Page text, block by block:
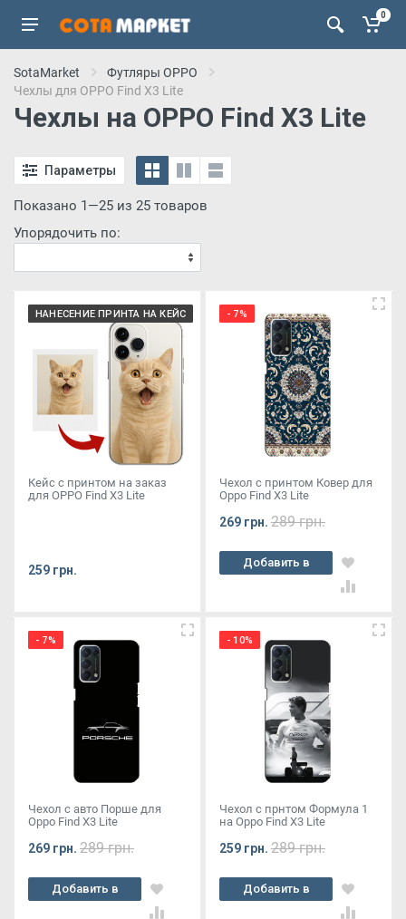
0
SotaMarket
Футляры OPPO
Чехлы для OPPO Find X3 Lite
Чехлы на OPPO Find X3 Lite
Параметры
Показано 1—25 из 25 товаров
Упорядочить по:
НАНЕСЕНИЕ ПРИНТА НА КЕЙС
Кейс с принтом на заказ
для OPPO Find X3 Lite
259 грн.
- 7%
Чехол с принтом Ковер для
Oppo Find X3 Lite
269 грн. 289 грн.
Добавить в
корзину
- 7%
Чехол с авто Порше для
Oppo Find X3 Lite
269 грн. 289 грн.
Добавить в
корзину
- 10%
Чехол с прнтом Формула 1
на Oppo Find X3 Lite
259 грн. 289 грн.
Добавить в
корзину